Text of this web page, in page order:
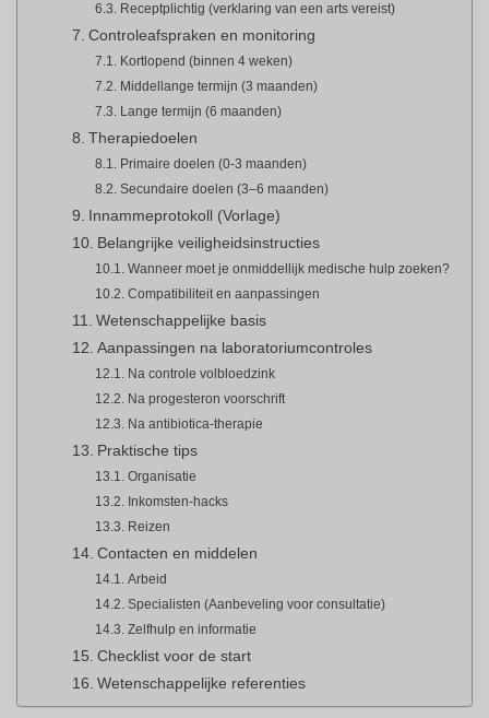
Receptplichtig (verklaring van een arts vereist)
Controleafspraken en monitoring
Kortlopend (binnen 4 weken)
Middellange termijn (3 maanden)
Lange termijn (6 maanden)
Therapiedoelen
Primaire doelen (0-3 maanden)
Secundaire doelen (3–6 maanden)
Innammeprotokoll (Vorlage)
Belangrijke veiligheidsinstructies
Wanneer moet je onmiddellijk medische hulp zoeken?
Compatibiliteit en aanpassingen
Wetenschappelijke basis
Aanpassingen na laboratoriumcontroles
Na controle volbloedzink
Na progesteron voorschrift
Na antibiotica-therapie
Praktische tips
Organisatie
Inkomsten-hacks
Reizen
Contacten en middelen
Arbeid
Specialisten (Aanbeveling voor consultatie)
Zelfhulp en informatie
Checklist voor de start
Wetenschappelijke referenties